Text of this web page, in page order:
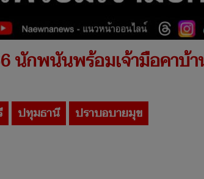
นักพนันพร้อมเจ้ามือคาบ้
ปทุมธานี ปราบอบายมุข